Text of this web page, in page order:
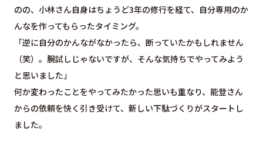
のの、小林さん自身はちょうど3年の修行を経て、自分専用のか
んなを作ってもらったタイミング。
「逆に自分のかんながなかったら、断っていたかもしれません
（笑）。腕試しじゃないですが、そんな気持ちでやってみよう
と思いました」
何か変わったことをやってみたかった思いも重なり、能登さん
からの依頼を快く引き受けて、新しい下駄づくりがスタートし
ました。